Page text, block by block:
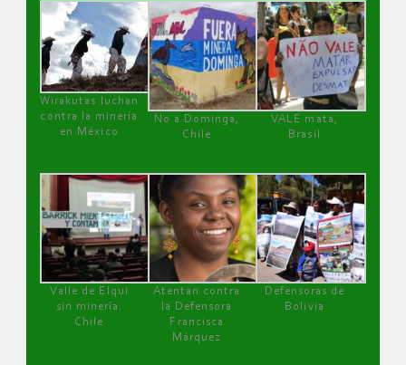
Wirakutas luchan
contra la minería
en México
No a Dominga,
Chile
VALE mata,
Brasil
Valle de Elqui
sin minería.
Chile
Atentan contra
la Defensora
Francisca
Márquez
Defensoras de
Bolivia